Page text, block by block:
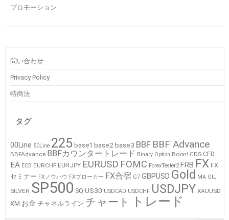
プロモーション
問い合わせ
Privacy Policy
特商法
タグ
00Line 50Line 225 base1 base2 base3 BBF BBF Advance
BBFAdvance BBFカウンタートレード Binary Option Boon! CDS CFD
EA ECB EURCHF EURJPY EURUSD FOMC ForexTester2 FRB FX FX
セミナー FXノウハウ FXブローカー FX合宿 G7 GBPUSD Gold MA OIL
SILVER SP500 SQ US30 USDCAD USDCHF USDJPY XAUUSD
XM お金 チャネルライン チャート トレード